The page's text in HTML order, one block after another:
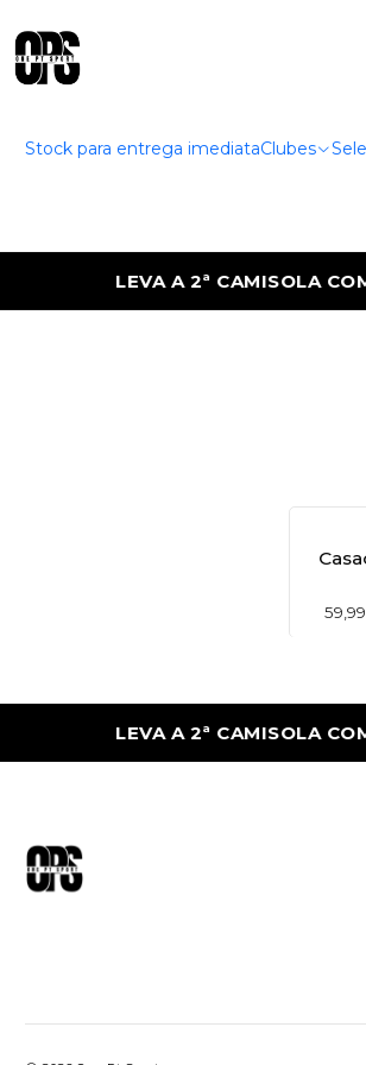
Stock para entrega imediataClubes
LEVA A 2ª CAMISOLA COM
LEVA A 2ª CAMISOLA COM